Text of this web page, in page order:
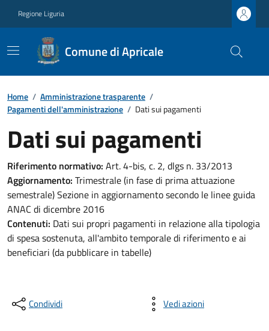
Regione Liguria
Comune di Apricale
Home / Amministrazione trasparente /
Pagamenti dell'amministrazione / Dati sui pagamenti
Dati sui pagamenti
Riferimento normativo: Art. 4-bis, c. 2, dlgs n. 33/2013
Aggiornamento: Trimestrale (in fase di prima attuazione
semestrale) Sezione in aggiornamento secondo le linee guida
ANAC di dicembre 2016
Contenuti: Dati sui propri pagamenti in relazione alla tipologia
di spesa sostenuta, all'ambito temporale di riferimento e ai
beneficiari (da pubblicare in tabelle)
Condividi Vedi azioni